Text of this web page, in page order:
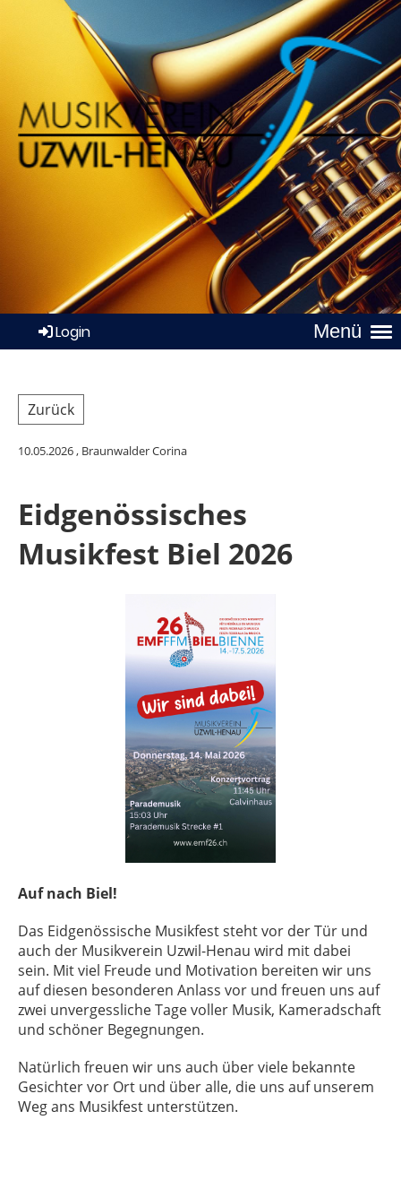
Menü
Login
Zurück
10.05.2026, Braunwalder Corina
Eidgenössisches
Musikfest Biel 2026
Auf nach Biel!
Das Eidgenössische Musikfeststeht vor der Tür und
auch der Musikverein Uzwil-Henau wird mit dabei
sein. Mit viel Freude und Motivation bereiten wir uns
auf diesen besonderen Anlass vor und freuen uns auf
zwei unvergessliche Tage voller Musik, Kameradschaft
und schöner Begegnungen.
Natürlich freuen wir uns auch über viele bekannte
Gesichter vor Ort und über alle, die uns auf unserem
Weg ans Musikfest unterstützen.